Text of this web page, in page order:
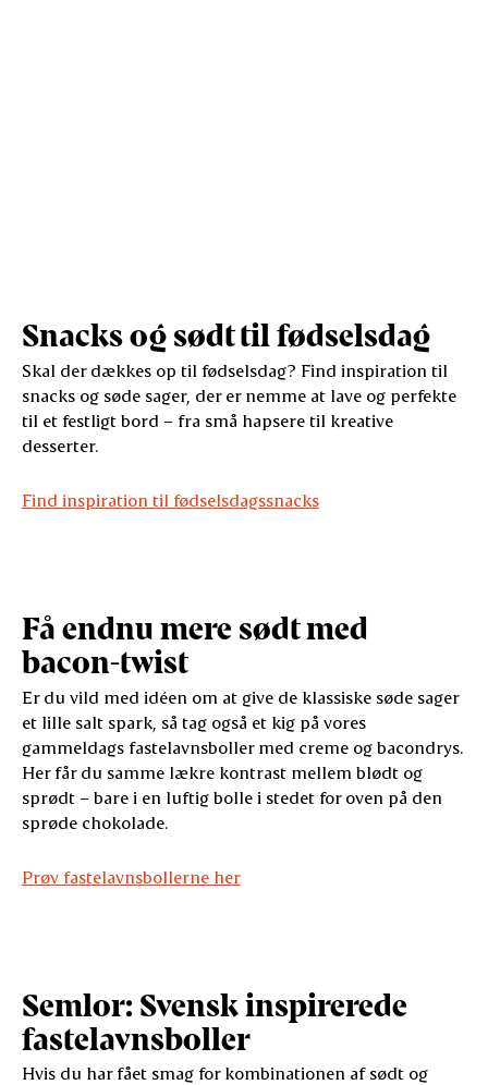
Snacks og sødt til fødselsdag
Skal der dækkes op til fødselsdag? Find inspiration til
snacks og søde sager, der er nemme at lave og perfekte
til et festligt bord – fra små hapsere til kreative
desserter.
Find inspiration til fødselsdagssnacks
Få endnu mere sødt med
bacon-twist
Er du vild med idéen om at give de klassiske søde sager
et lille salt spark, så tag også et kig på vores
gammeldags fastelavnsboller med creme og bacondrys.
Her får du samme lækre kontrast mellem blødt og
sprødt – bare i en luftig bolle i stedet for oven på den
sprøde chokolade.
Prøv fastelavnsbollerne her
Semlor: Svensk inspirerede
fastelavnsboller
Hvis du har fået smag for kombinationen af sødt og